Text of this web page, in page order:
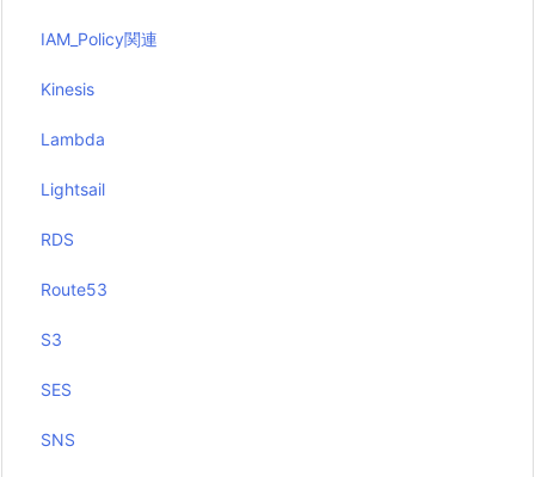
IAM_Policy関連
Kinesis
Lambda
Lightsail
RDS
Route53
S3
SES
SNS